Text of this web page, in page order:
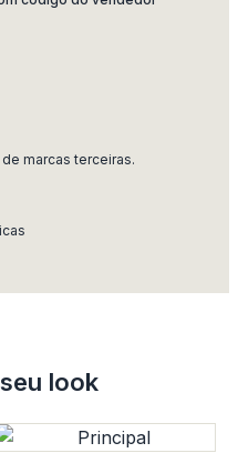
marcas terceiras.
look